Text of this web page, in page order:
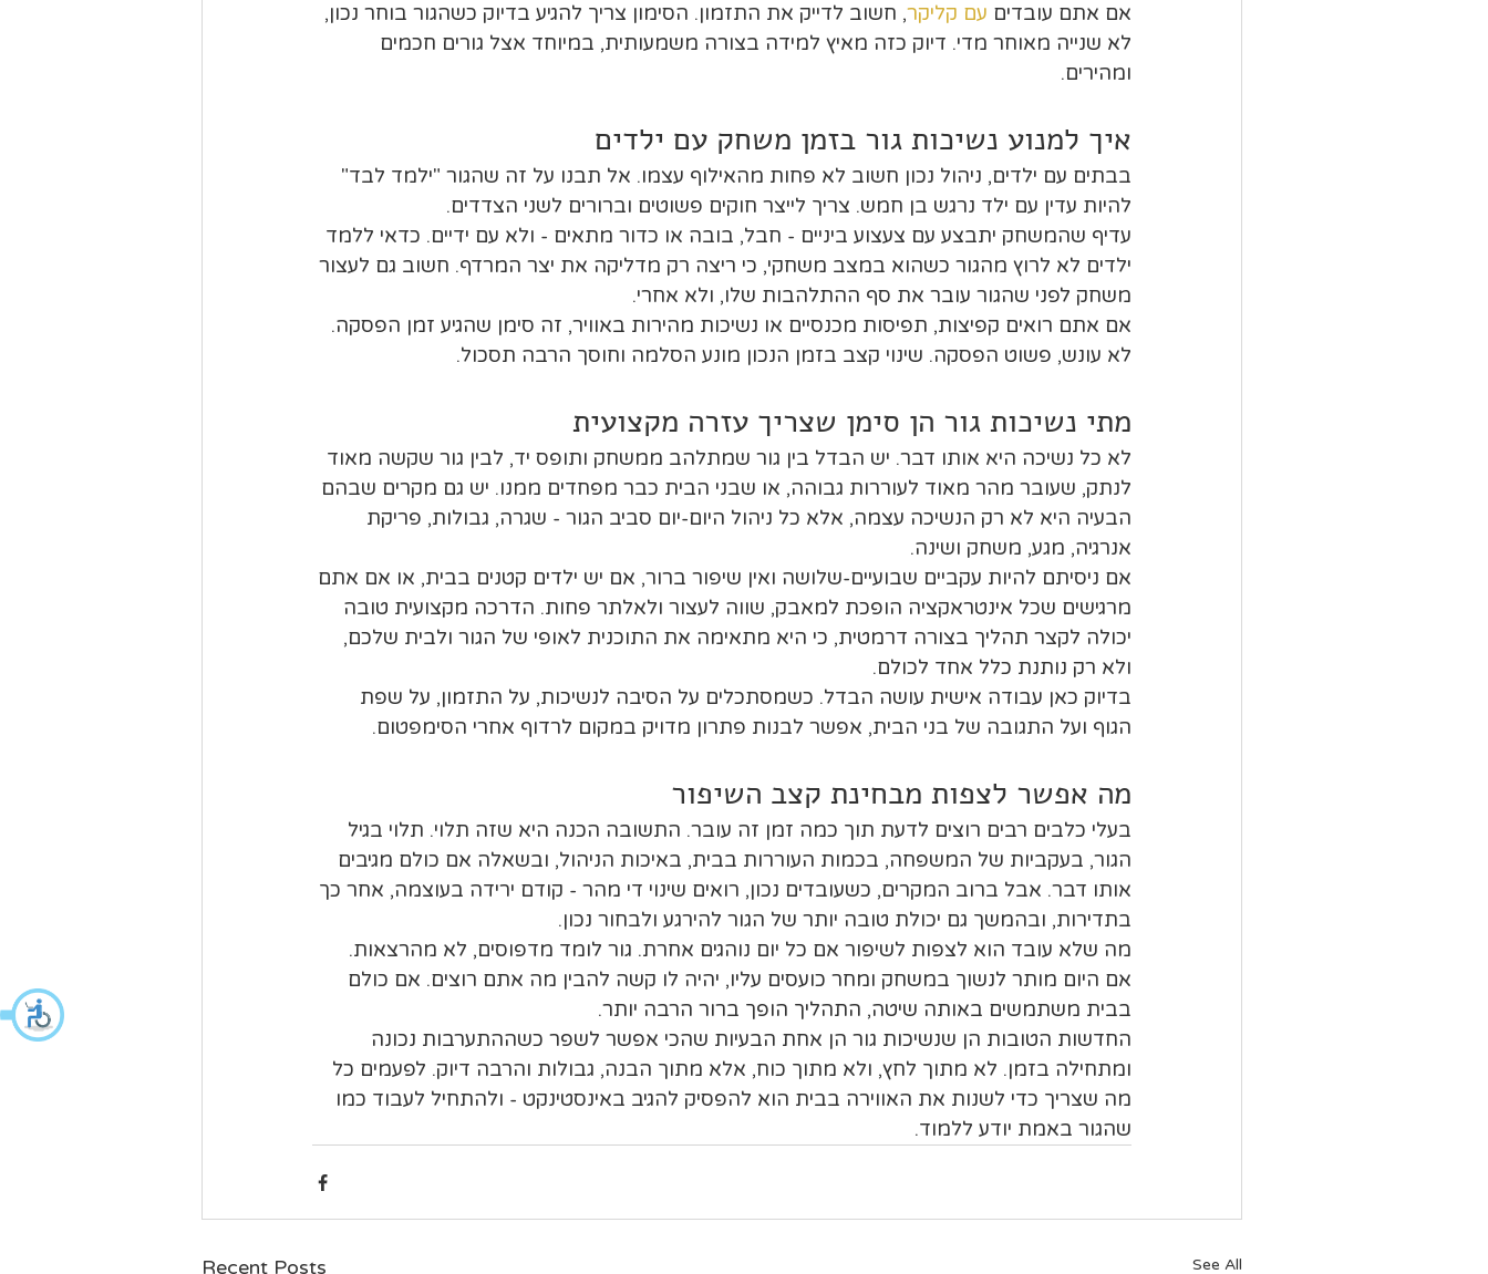
אם אתם עובדים עם קליקר, חשוב לדייק את התזמון. הסימון צריך להגיע בדיוק כשהגור בוחר נכון,
לא שנייה מאוחר מדי. דיוק כזה מאיץ למידה בצורה משמעותית, במיוחד אצל גורים חכמים
ומהירים.
איך למנוע נשיכות גור בזמן משחק עם ילדים
בבתים עם ילדים, ניהול נכון חשוב לא פחות מהאילוף עצמו. אל תבנו על זה שהגור "ילמד לבד"
להיות עדין עם ילד נרגש בן חמש. צריך לייצר חוקים פשוטים וברורים לשני הצדדים.
עדיף שהמשחק יתבצע עם צעצוע ביניים - חבל, בובה או כדור מתאים - ולא עם ידיים. כדאי ללמד
ילדים לא לרוץ מהגור כשהוא במצב משחקי, כי ריצה רק מדליקה את יצר המרדף. חשוב גם לעצור
משחק לפני שהגור עובר את סף ההתלהבות שלו, ולא אחרי.
אם אתם רואים קפיצות, תפיסות מכנסיים או נשיכות מהירות באוויר, זה סימן שהגיע זמן הפסקה.
לא עונש, פשוט הפסקה. שינוי קצב בזמן הנכון מונע הסלמה וחוסך הרבה תסכול.
מתי נשיכות גור הן סימן שצריך עזרה מקצועית
לא כל נשיכה היא אותו דבר. יש הבדל בין גור שמתלהב ממשחק ותופס יד, לבין גור שקשה מאוד
לנתק, שעובר מהר מאוד לעוררות גבוהה, או שבני הבית כבר מפחדים ממנו. יש גם מקרים שבהם
הבעיה היא לא רק הנשיכה עצמה, אלא כל ניהול היום-יום סביב הגור - שגרה, גבולות, פריקת
אנרגיה, מגע, משחק ושינה.
אם ניסיתם להיות עקביים שבועיים-שלושה ואין שיפור ברור, אם יש ילדים קטנים בבית, או אם אתם
מרגישים שכל אינטראקציה הופכת למאבק, שווה לעצור ולאלתר פחות. הדרכה מקצועית טובה
יכולה לקצר תהליך בצורה דרמטית, כי היא מתאימה את התוכנית לאופי של הגור ולבית שלכם,
ולא רק נותנת כלל אחד לכולם.
בדיוק כאן עבודה אישית עושה הבדל. כשמסתכלים על הסיבה לנשיכות, על התזמון, על שפת
הגוף ועל התגובה של בני הבית, אפשר לבנות פתרון מדויק במקום לרדוף אחרי הסימפטום.
מה אפשר לצפות מבחינת קצב השיפור
בעלי כלבים רבים רוצים לדעת תוך כמה זמן זה עובר. התשובה הכנה היא שזה תלוי. תלוי בגיל
הגור, בעקביות של המשפחה, בכמות העוררות בבית, באיכות הניהול, ובשאלה אם כולם מגיבים
אותו דבר. אבל ברוב המקרים, כשעובדים נכון, רואים שינוי די מהר - קודם ירידה בעוצמה, אחר כך
בתדירות, ובהמשך גם יכולת טובה יותר של הגור להירגע ולבחור נכון.
מה שלא עובד הוא לצפות לשיפור אם כל יום נוהגים אחרת. גור לומד מדפוסים, לא מהרצאות.
אם היום מותר לנשוך במשחק ומחר כועסים עליו, יהיה לו קשה להבין מה אתם רוצים. אם כולם
בבית משתמשים באותה שיטה, התהליך הופך ברור הרבה יותר.
החדשות הטובות הן שנשיכות גור הן אחת הבעיות שהכי אפשר לשפר כשההתערבות נכונה
ומתחילה בזמן. לא מתוך לחץ, ולא מתוך כוח, אלא מתוך הבנה, גבולות והרבה דיוק. לפעמים כל
מה שצריך כדי לשנות את האווירה בבית הוא להפסיק להגיב באינסטינקט - ולהתחיל לעבוד כמו
שהגור באמת יודע ללמוד.
Recent Posts See All